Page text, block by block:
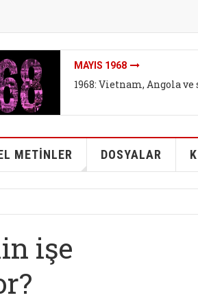
İKLIMI DEĞIL SISTEMI
İklim mitleri I -
METİNLER DOSYALAR
işe